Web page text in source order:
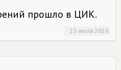
прошло в ЦИК.
23 июля 2026